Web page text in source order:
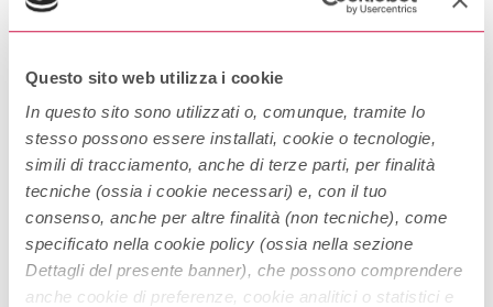
Questo sito web utilizza i cookie
In questo sito sono utilizzati o, comunque, tramite lo
stesso possono essere installati, cookie o tecnologie,
simili di tracciamento, anche di terze parti, per finalità
tecniche (ossia i cookie necessari) e, con il tuo
consenso, anche per altre finalità (non tecniche), come
specificato nella cookie policy (ossia nella sezione
Dettagli del presente banner), che possono comprendere
anche cookie di preferenze, cookie analitici o statistici e
Seggiolini anti abbandono: Utilizzo
Dimenticarsi un bambino in macchina ed essere responsabili
della sua morte è una delle peggiori tragedie che possano
capitare. Entro il 1° luglio 2019 diventerà obbligatorio l’uso dei
Seggiolini anti abbandono. Un neonato o un bambino piccolo
abbandonato in auto rischia, infatti, di morire di ipertermia
(aumento della temperatura corporea), asfissia (mancanza di
aria), arresto […]
Continue Reading